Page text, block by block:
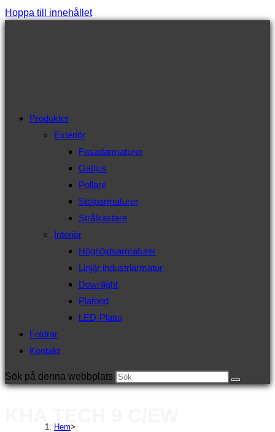
Hoppa till innehållet
Produkter
Exteriör
Fasadarmaturer
Gatljus
Pollare
Stolparmaturer
Strålkastare
Interiör
Höghöjdsarmaturer
Linjär industriarmatur
Downlight
Plafond
LED-Platta
Foldrar
Kontakt
Sök på denna webbplats
Hem>